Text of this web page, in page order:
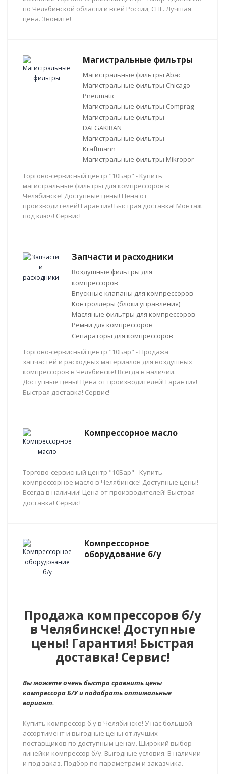
по Челябинской области и всей России, СНГ. Лучшая
цена. Звоните!
Магистральные фильтры
Магистральные фильтры Abac
Магистральные фильтры Chicago
Pneumatic
Магистральные фильтры Comprag
Магистральные фильтры
DALGAKIRAN
Магистральные фильтры
Kraftmann
Магистральные фильтры Mikropor
Торгово-сервисный центр "10Бар" - Купить
магистральные фильтры для компрессоров в
Челябинске! Доступные цены! Цена от
производителей! Гарантия! Быстрая доставка! Монтаж
под ключ! Сервис!
Запчасти и расходники
Воздушные фильтры для
компрессоров
Впускные клапаны для компрессоров
Контроллеры (блоки управления)
Масляные фильтры для компрессоров
Ремни для компрессоров
Сепараторы для компрессоров
Торгово-сервисный центр "10Бар" - Продажа
запчастей и расходных материалов для воздушных
компрессоров в Челябинске! Всегда в наличии.
Доступные цены! Цена от производителей! Гарантия!
Быстрая доставка! Сервис!
Компрессорное масло
Торгово-сервисный центр "10Бар" - Купить
компрессорное масло в Челябинске! Доступные цены!
Всегда в наличии! Цена от производителей! Быстрая
доставка! Сервис!
Компрессорное
оборудование б/у
Продажа компрессоров б/у
в Челябинске! Доступные
цены! Гарантия! Быстрая
доставка! Сервис!
Вы можете очень быстро сравнить цены
компрессора Б/У и подобрать оптимальные
вариант.
Купить компрессор б.у в Челябинске! У нас большой
ассортимент и выгодные цены от лучших
поставщиков по доступным ценам. Широкий выбор
линейки компрессор б/у. Выгодные условия. В наличии
и под заказ. Подбор по параметрам и заказчика.